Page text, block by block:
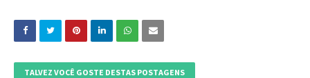
TALVEZ VOCÊ GOSTE DESTAS POSTAGENS